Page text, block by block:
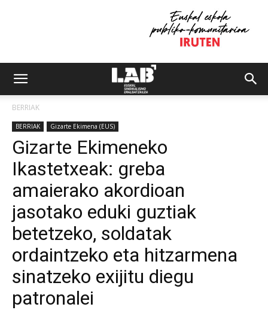
BERRIAK
BERRIAK Gizarte Ekimena (EUS)
Gizarte Ekimeneko
Ikastetxeak: greba
amaierako akordioan
jasotako eduki guztiak
betetzeko, soldatak
ordaintzeko eta hitzarmena
sinatzeko exijitu diegu
patronalei